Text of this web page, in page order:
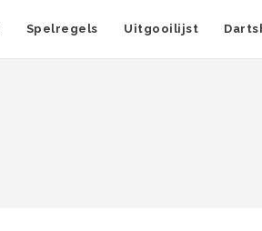
Spelregels Uitgooilijst